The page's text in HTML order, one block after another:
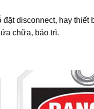
disconnect, hay
chữa, bảo trì.